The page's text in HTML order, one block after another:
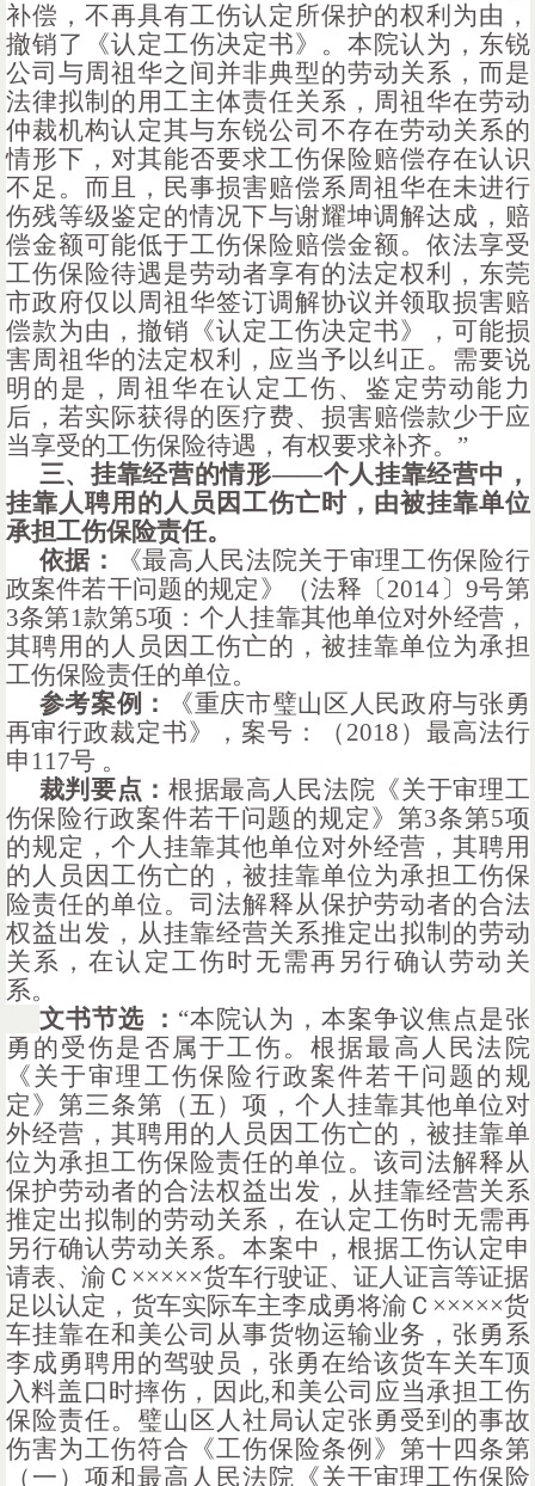
补偿，不再具有工伤认定所保护的权利为由，
撤销了《认定工伤决定书》。本院认为，东锐
公司与周祖华之间并非典型的劳动关系，而是
法律拟制的用工主体责任关系，周祖华在劳动
仲裁机构认定其与东锐公司不存在劳动关系的
情形下，对其能否要求工伤保险赔偿存在认识
不足。而且，民事损害赔偿系周祖华在未进行
伤残等级鉴定的情况下与谢耀坤调解达成，赔
偿金额可能低于工伤保险赔偿金额。依法享受
工伤保险待遇是劳动者享有的法定权利，东莞
市政府仅以周祖华签订调解协议并领取损害赔
偿款为由，撤销《认定工伤决定书》，可能损
害周祖华的法定权利，应当予以纠正。需要说
明的是，周祖华在认定工伤、鉴定劳动能力
后，若实际获得的医疗费、损害赔偿款少于应
当享受的工伤保险待遇，有权要求补齐。 ”
三、挂靠经营的情形——个人挂靠经营中，
挂靠人聘用的人员因工伤亡时，由被挂靠单位
承担工伤保险责任。
依据：
《最高人民法院关于审理工伤保险行
政案件若干问题的规定》（法释〔2014〕9号第
3条第1款第5项： 个人挂靠其他单位对外经营，
其聘用的人员因工伤亡的，被挂靠单位为承担
工伤保险责任的单位。
参考案例：
《重庆市璧山区人民政府与张勇
再审行政裁定书》，案号：（ 2018）最高法行
申117号 。
裁判要点： 根据最高人民法院《关于审理工
伤保险行政案件若干问题的规定》第3条第5项
的规定，个人挂靠其他单位对外经营，其聘用
的人员因工伤亡的，被挂靠单位为承担工伤保
险责任的单位。司法解释从保护劳动者的合法
权益出发，从挂靠经营关系推定出拟制的劳动
关系，在认定工伤时无需再另行确认劳动关
系。
文书节选
： “本院认为，本案争议焦点是张
勇的受伤是否属于工伤。根据最高人民法院
《关于审理工伤保险行政案件若干问题的规
定》第三条第（五）项，个人挂靠其他单位对
外经营，其聘用的人员因工伤亡的，被挂靠单
位为承担工伤保险责任的单位。该司法解释从
保护劳动者的合法权益出发，从挂靠经营关系
推定出拟制的劳动关系，在认定工伤时无需再
另行确认劳动关系。本案中，根据工伤认定申
请表、渝Ｃ×××××货车行驶证、证人证言等证据
足以认定，货车实际车主李成勇将渝Ｃ×××××货
车挂靠在和美公司从事货物运输业务，张勇系
李成勇聘用的驾驶员，张勇在给该货车关车顶
入料盖口时摔伤，因此,和美公司应当承担工伤
保险责任。璧山区人社局认定张勇受到的事故
伤害为工伤符合《工伤保险条例》第十四条第
（一）项和最高人民法院《关于审理工伤保险